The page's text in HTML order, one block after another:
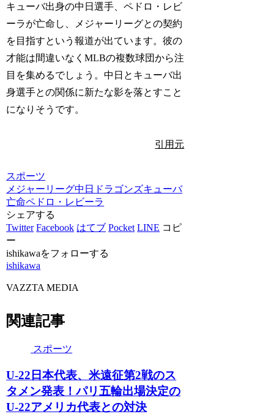
キューバ出身の中日選手、ペドロ・レビ
ーラが亡命し、メジャーリーグとの契約
を目指すという報道が出ています。彼の
才能は間違いなくMLBの複数球団から注
目を集めるでしょう。中日とキューバ出
身選手との関係に新たな影を落とすこと
になりそうです。
引用元
スポーツ
メジャーリーグ中日ドラゴンズキューバ
亡命ペドロ・レビーラ
シェアする
Twitter Facebook はてブ Pocket LINE コピ
ー
ishikawaをフォローする
ishikawa
VAZZTA MEDIA
関連記事
スポーツ
U-22日本代表、米遠征第2戦のス
タメン発表！パリ五輪出場決定の
U-22アメリカ代表との対決